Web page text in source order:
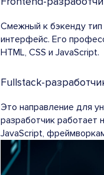
Смежный к бэкенду
интерфейс. Его
HTML, CSS и JavaScript.
Fullstack-
Это направление для
разработчик работает
JavaScript,